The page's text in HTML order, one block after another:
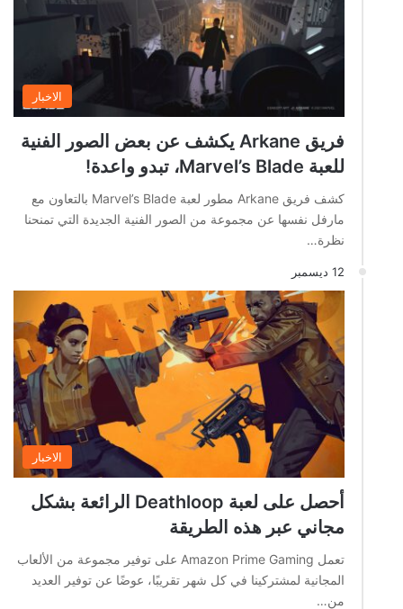
الاخبار
فريق Arkane يكشف عن بعض الصور الفنية
للعبة Marvel’s Blade، تبدو واعدة!
كشف فريق Arkane مطور لعبة Marvel’s Blade بالتعاون مع
مارفل نفسها عن مجموعة من الصور الفنية الجديدة التي تمنحنا
نظرة…
12 ديسمبر
الاخبار
أحصل على لعبة Deathloop الرائعة بشكل
مجاني عبر هذه الطريقة
تعمل Amazon Prime Gaming على توفير مجموعة من الألعاب
المجانية لمشتركينا في كل شهر تقريبًا، عوضًا عن توفير العديد
من…